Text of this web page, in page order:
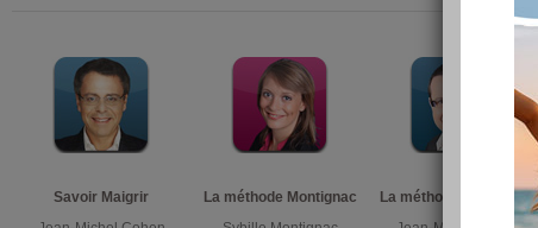
Savoir Maigrir
La méthode Montignac
La méthode Mentalslim